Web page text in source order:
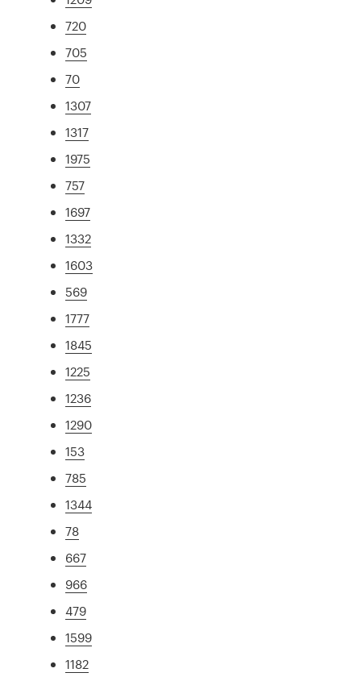
720
705
70
1307
1317
1975
757
1697
1332
1603
569
1777
1845
1225
1236
1290
153
785
1344
78
667
966
479
1599
1182